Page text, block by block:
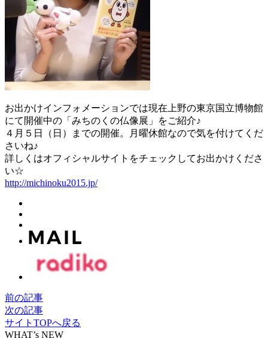
お出かけインフォメーションでは現在上野の東京国立博物館
にて開催中の「みちのくの仏像展」をご紹介♪
４月５日（日）までの開催。月曜休館なので気を付けてくだ
さいね♪
詳しくはオフィシャルサイトをチェックしてお出かけくださ
い☆
http://michinoku2015.jp/
前の記事
次の記事
サイトTOPへ戻る
WHAT’s NEW